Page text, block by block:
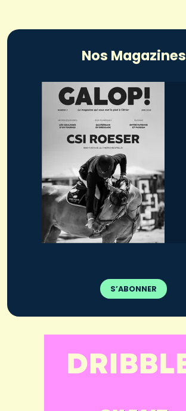
Nos Magazines
S’ABONNER